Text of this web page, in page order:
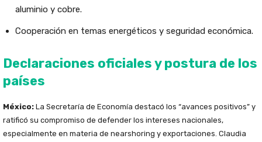
aluminio y cobre.
Cooperación en temas energéticos y seguridad económica.
Declaraciones oficiales y postura de los
países
México: La Secretaría de Economía destacó los “avances positivos” y
ratificó su compromiso de defender los intereses nacionales,
especialmente en materia de nearshoring y exportaciones. Claudia